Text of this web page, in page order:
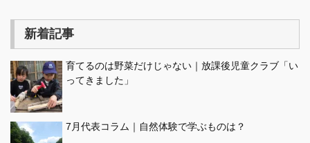
新着記事
育てるのは野菜だけじゃない｜放課後児童クラブ「い
ってきました」
7月代表コラム｜自然体験で学ぶものは？